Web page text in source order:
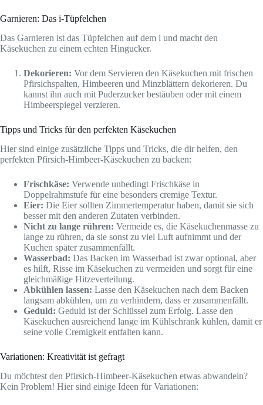
Garnieren: Das i-Tüpfelchen
Das Garnieren ist das Tüpfelchen auf dem i und macht den
Käsekuchen zu einem echten Hingucker.
Dekorieren: Vor dem Servieren den Käsekuchen mit frischen
Pfirsichspalten, Himbeeren und Minzblättern dekorieren. Du
kannst ihn auch mit Puderzucker bestäuben oder mit einem
Himbeerspiegel verzieren.
Tipps und Tricks für den perfekten Käsekuchen
Hier sind einige zusätzliche Tipps und Tricks, die dir helfen, den
perfekten Pfirsich-Himbeer-Käsekuchen zu backen:
Frischkäse: Verwende unbedingt Frischkäse in
Doppelrahmstufe für eine besonders cremige Textur.
Eier: Die Eier sollten Zimmertemperatur haben, damit sie sich
besser mit den anderen Zutaten verbinden.
Nicht zu lange rühren: Vermeide es, die Käsekuchenmasse zu
lange zu rühren, da sie sonst zu viel Luft aufnimmt und der
Kuchen später zusammenfällt.
Wasserbad: Das Backen im Wasserbad ist zwar optional, aber
es hilft, Risse im Käsekuchen zu vermeiden und sorgt für eine
gleichmäßige Hitzeverteilung.
Abkühlen lassen: Lasse den Käsekuchen nach dem Backen
langsam abkühlen, um zu verhindern, dass er zusammenfällt.
Geduld: Geduld ist der Schlüssel zum Erfolg. Lasse den
Käsekuchen ausreichend lange im Kühlschrank kühlen, damit er
seine volle Cremigkeit entfalten kann.
Variationen: Kreativität ist gefragt
Du möchtest den Pfirsich-Himbeer-Käsekuchen etwas abwandeln?
Kein Problem! Hier sind einige Ideen für Variationen: